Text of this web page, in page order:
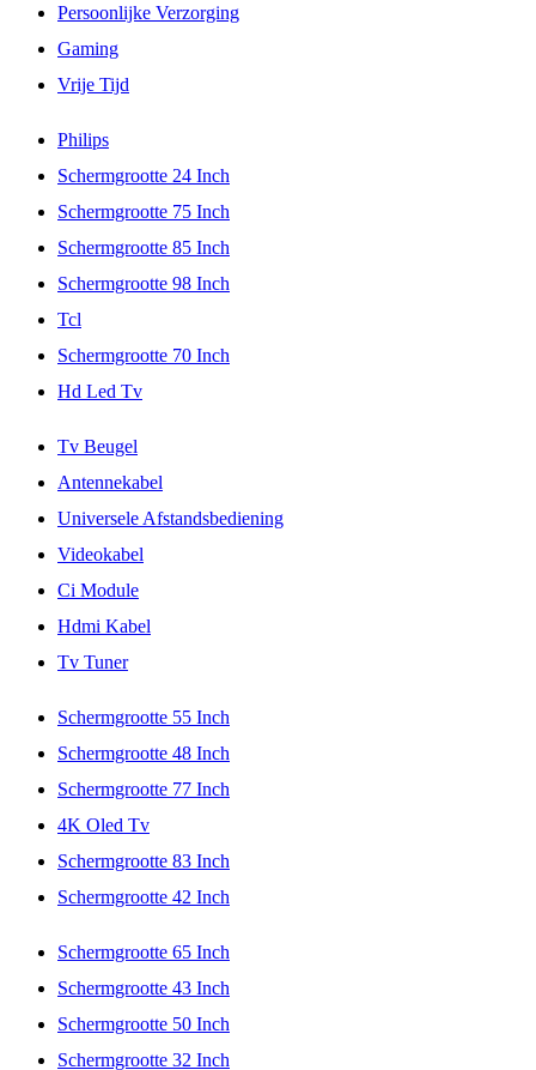
Persoonlijke Verzorging
Gaming
Vrije Tijd
Philips
Schermgrootte 24 Inch
Schermgrootte 75 Inch
Schermgrootte 85 Inch
Schermgrootte 98 Inch
Tcl
Schermgrootte 70 Inch
Hd Led Tv
Tv Beugel
Antennekabel
Universele Afstandsbediening
Videokabel
Ci Module
Hdmi Kabel
Tv Tuner
Schermgrootte 55 Inch
Schermgrootte 48 Inch
Schermgrootte 77 Inch
4K Oled Tv
Schermgrootte 83 Inch
Schermgrootte 42 Inch
Schermgrootte 65 Inch
Schermgrootte 43 Inch
Schermgrootte 50 Inch
Schermgrootte 32 Inch